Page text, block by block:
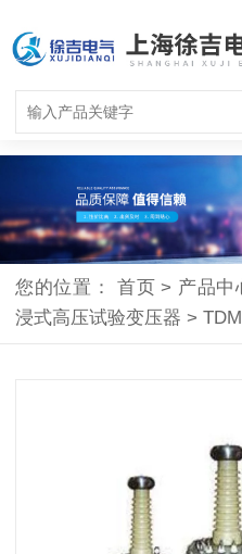
您的位置： 首页 > 产品中
浸式高压试验变压器 >